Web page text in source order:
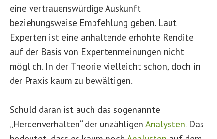
eine vertrauenswürdige Auskunft
beziehungsweise Empfehlung geben. Laut
Experten ist eine anhaltende erhöhte Rendite
auf der Basis von Expertenmeinungen nicht
möglich. In der Theorie vielleicht schon, doch in
der Praxis kaum zu bewältigen.
Schuld daran ist auch das sogenannte
„Herdenverhalten“ der unzähligen Analysten. Das